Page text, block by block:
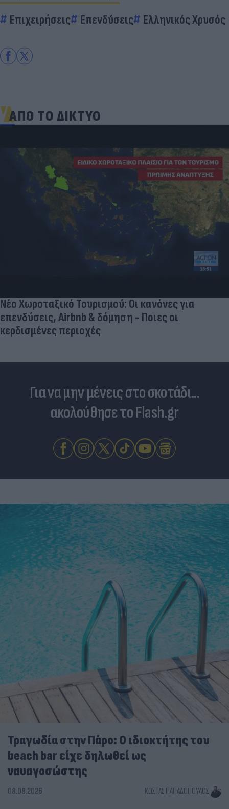
Επιχειρήσεις Επενδύσεις Ελληνικός Χρυσός
ΑΠΟ ΤΟ ΔΙΚΤΥΟ
Νέο Χωροταξικό Τουρισμού: Οι κανόνες για
επενδύσεις, Airbnb & δόμηση - Ποιες οι
κερδισμένες περιοχές
Για να μην μένεις στο σκοτάδι...
ακολούθησε το Flash.gr
Τραγωδία στην Πάρο: Ο ιδιοκτήτης του
beach bar είχε δηλωθεί ως
ναυαγοσώστης
08.08.2026 ΚΏΣΤΑΣ ΠΑΠΑΔΌΠΟΥΛΟΣ